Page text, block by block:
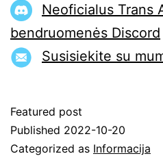
Neoficialus Trans
bendruomenės Discord
Susisiekite su
Featured post
Published 2022-10-20
Categorized as Informacija